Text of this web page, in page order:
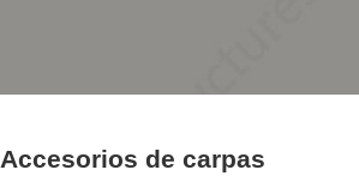
Accesorios de carpas